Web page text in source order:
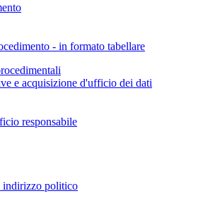
- in formato tabellare
e acquisizione d'ufficio dei dati
responsabile
indirizzo politico